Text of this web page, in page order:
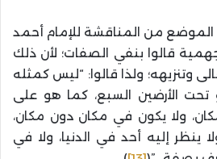
من المناقشة للإمام أحمد
قالوا بنفي الصفات؛ لأن ذلك
وتنزيهه؛ ولذا قالوا: “ليس كمثله
الأرضين السبع، كما هو على
ولا يكون في مكان دون مكان،
ينظر إليه أحد في الدنيا، ولا في